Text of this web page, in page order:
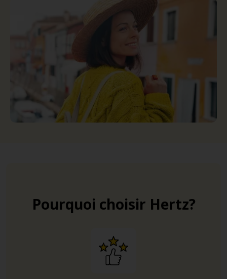
Pourquoi choisir Hertz?